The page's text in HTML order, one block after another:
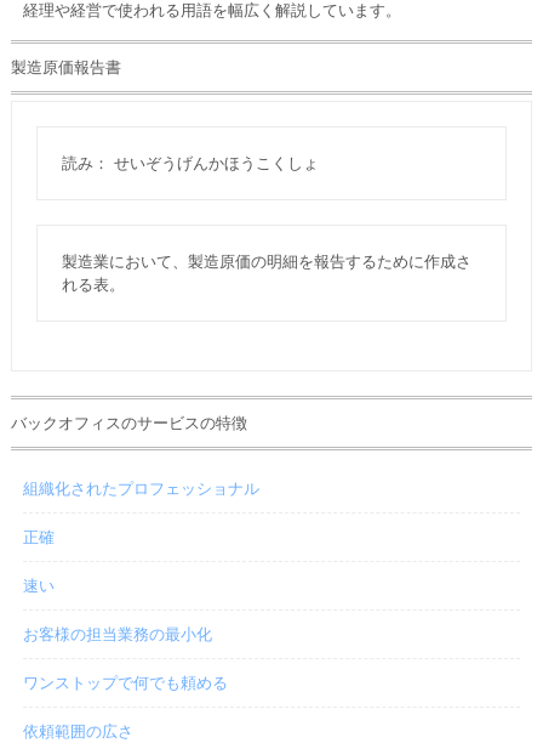
経理や経営で使われる用語を幅広く解説しています。
製造原価報告書
読み： せいぞうげんかほうこくしょ
製造業において、製造原価の明細を報告するために作成さ
れる表。
バックオフィスのサービスの特徴
組織化されたプロフェッショナル
正確
速い
お客様の担当業務の最小化
ワンストップで何でも頼める
依頼範囲の広さ